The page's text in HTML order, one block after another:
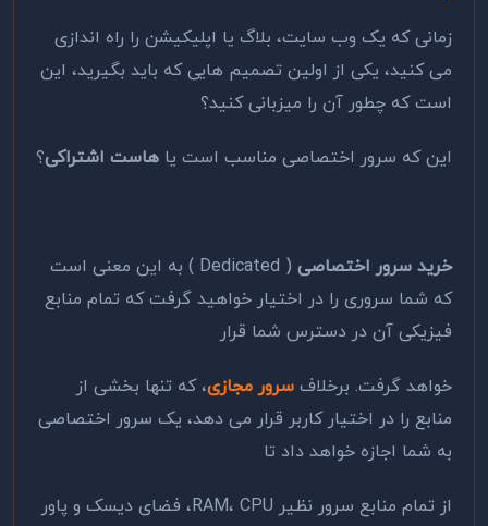
زمانی که یک وب سایت، بلاگ یا اپلیکیشن را راه اندازی
می کنید، یکی از اولین تصمیم هایی که باید بگیرید، این
است که چطور آن را میزبانی کنید؟
این که سرور اختصاصی مناسب است یا هاست اشتراکی؟
خرید سرور اختصاصی
( Dedicated ) به این معنی است
که شما سروری را در اختیار خواهید گرفت که تمام منابع
فیزیکی آن در دسترس شما قرار
خواهد گرفت. برخلاف سرور مجازی، که تنها بخشی از
منابع را در اختیار کاربر قرار می دهد، یک سرور اختصاصی
به شما اجازه خواهد داد تا
از تمام منابع سرور نظیر RAM، CPU، فضای دیسک و پاور